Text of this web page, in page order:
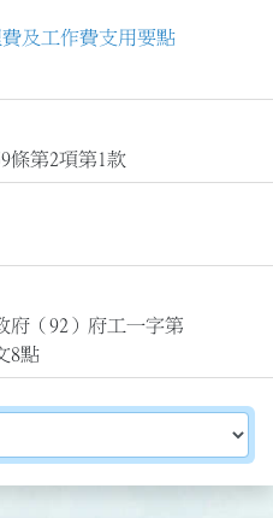
及工作費支用要點
條第2項第1款
府（92）府工一字第
8點